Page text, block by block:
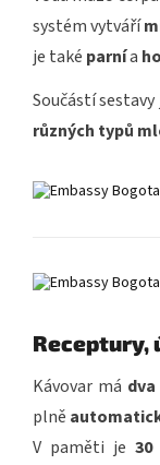
systém vytváří
je také parnía
Součástí sestavy
různých typů
Receptury,
Kávovar má
plně
V paměti je